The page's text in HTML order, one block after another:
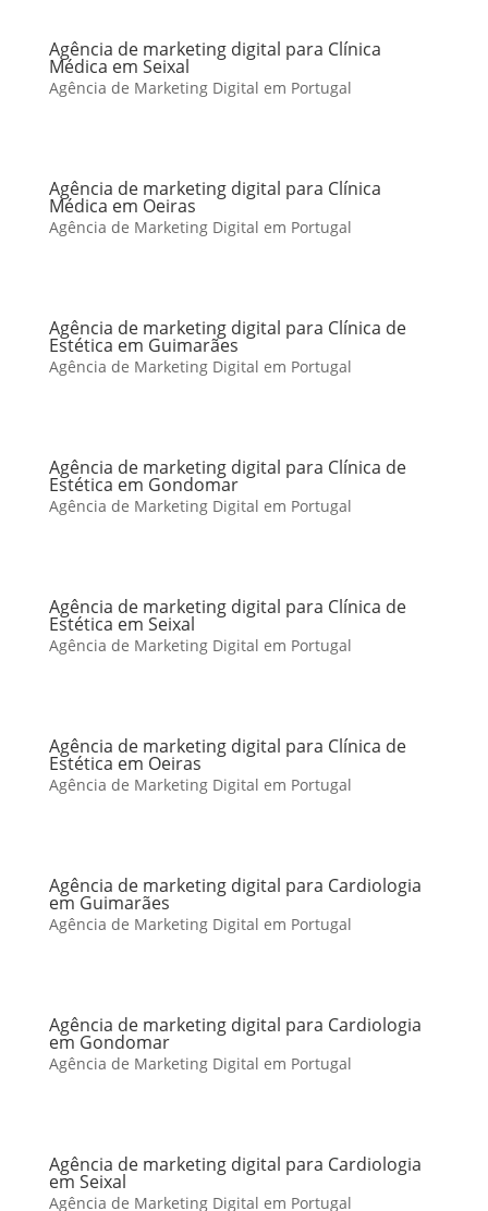
Agência de marketing digital para Clínica
Médica em Seixal
Agência de Marketing Digital em Portugal
Agência de marketing digital para Clínica
Médica em Oeiras
Agência de Marketing Digital em Portugal
Agência de marketing digital para Clínica de
Estética em Guimarães
Agência de Marketing Digital em Portugal
Agência de marketing digital para Clínica de
Estética em Gondomar
Agência de Marketing Digital em Portugal
Agência de marketing digital para Clínica de
Estética em Seixal
Agência de Marketing Digital em Portugal
Agência de marketing digital para Clínica de
Estética em Oeiras
Agência de Marketing Digital em Portugal
Agência de marketing digital para Cardiologia
em Guimarães
Agência de Marketing Digital em Portugal
Agência de marketing digital para Cardiologia
em Gondomar
Agência de Marketing Digital em Portugal
Agência de marketing digital para Cardiologia
em Seixal
Agência de Marketing Digital em Portugal